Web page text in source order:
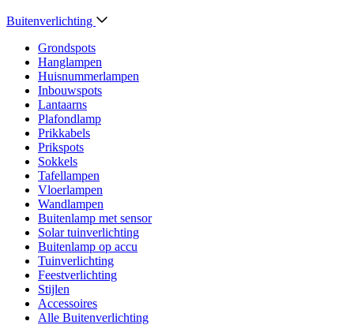
Buitenverlichting
Grondspots
Hanglampen
Huisnummerlampen
Inbouwspots
Lantaarns
Plafondlamp
Prikkabels
Prikspots
Sokkels
Tafellampen
Vloerlampen
Wandlampen
Buitenlamp met sensor
Solar tuinverlichting
Buitenlamp op accu
Tuinverlichting
Feestverlichting
Stijlen
Accessoires
Alle Buitenverlichting